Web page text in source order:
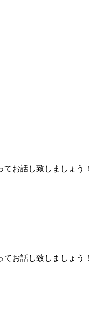
お話し致しましょう！
お話し致しましょう！